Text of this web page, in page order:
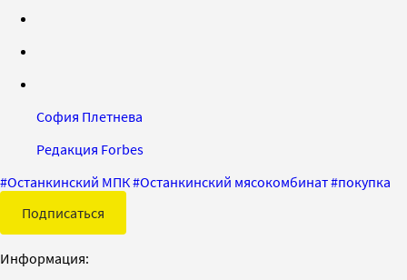
София Плетнева
Редакция Forbes
#Останкинский МПК#Останкинский мясокомбинат#покупка
Подписаться
Информация: